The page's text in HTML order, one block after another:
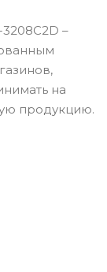
–
на
продукцию.